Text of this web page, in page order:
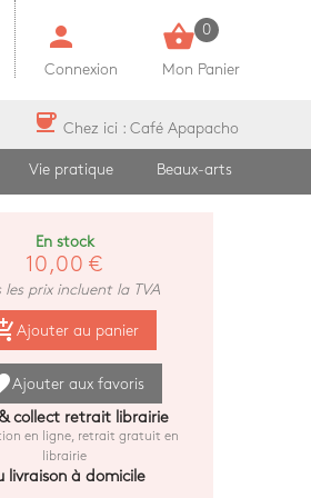
person
Connexion
shopping_basket 0
Mon Panier
coffee Chez ici : Café Apapacho
Vie pratique Beaux-arts
En stock
10,00 €
les prix incluent la TVA
Ajouter au panier
Ajouter aux favoris
collect retrait librairie
en ligne, retrait gratuit en
librairie
livraison à domicile